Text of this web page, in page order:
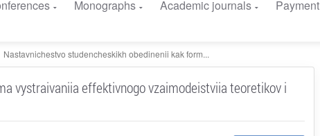
Monographs Academic journals
Payment
Nastavnichestvo studencheskikh obedinenii kak form...
vystraivaniia effektivnogo vzaimodeistviia teoretikov i